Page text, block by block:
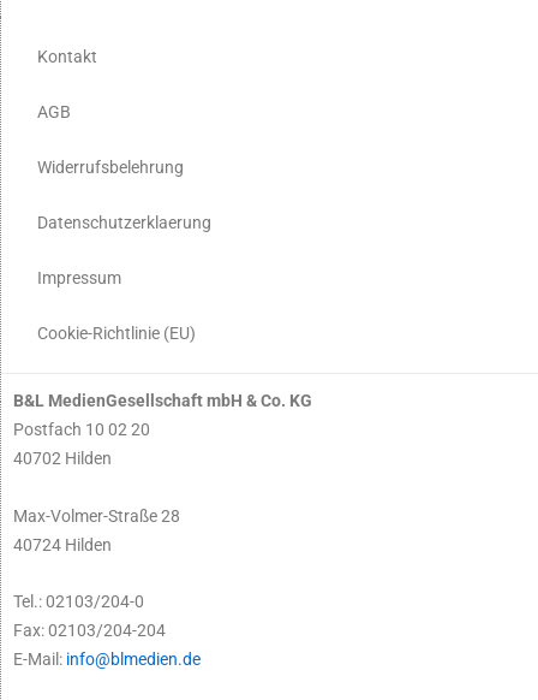
Kontakt
AGB
Widerrufsbelehrung
Datenschutzerklaerung
Impressum
Cookie-Richtlinie (EU)
B&L MedienGesellschaft mbH & Co. KG
Postfach 10 02 20
40702 Hilden
Max-Volmer-Straße 28
40724 Hilden
Tel.: 02103/204-0
Fax: 02103/204-204
E-Mail: info@blmedien.de